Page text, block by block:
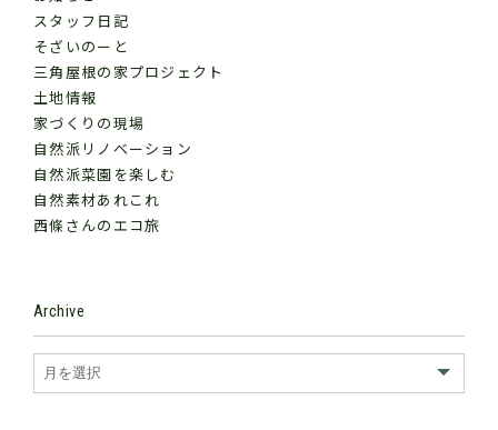
スタッフ日記
そざいのーと
三角屋根の家プロジェクト
土地情報
家づくりの現場
自然派リノベーション
自然派菜園を楽しむ
自然素材あれこれ
西條さんのエコ旅
Archive